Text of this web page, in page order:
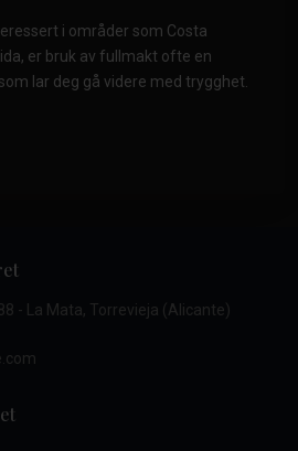
i områder som Costa
er bruk av fullmakt ofte en
lar deg gå videre med trygghet.
- La Mata, Torrevieja (Alicante)